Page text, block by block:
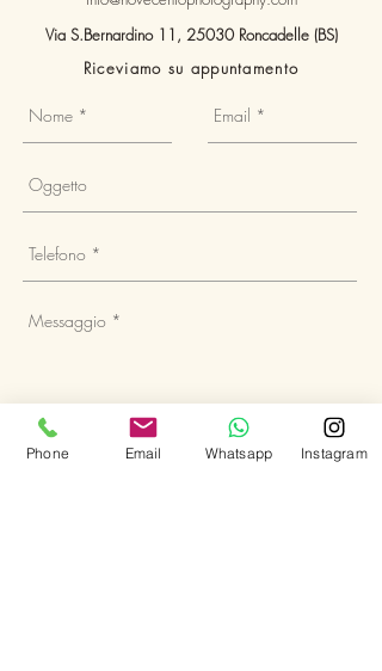
Via S.Bernardino 11, 25030 Roncadelle (BS)
Riceviamo su appuntamento
Invia
Phone Email Whatsapp Instagram